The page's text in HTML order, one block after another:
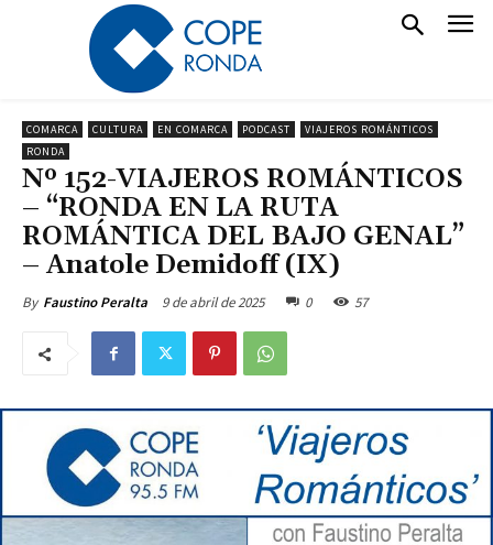
COMARCA CULTURA EN COMARCA PODCAST
VIAJEROS ROMÁNTICOS
RONDA
Nº 152-VIAJEROS ROMÁNTICOS
– “RONDA EN LA RUTA
ROMÁNTICA DEL BAJO GENAL”
– Anatole Demidoff (IX)
By Faustino Peralta 9 de abril de 2025 0 57